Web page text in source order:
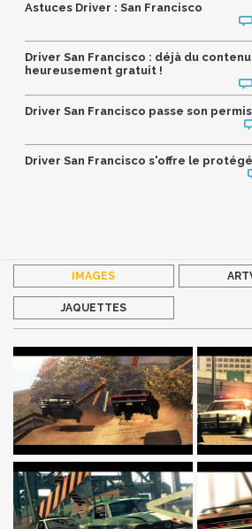
Astuces Driver : San Francisco
Driver San Francisco : déjà du
heureusement gratuit !
Driver San Francisco passe son permis
Driver San Francisco s'offre le
IMAGES
JAQUETTES